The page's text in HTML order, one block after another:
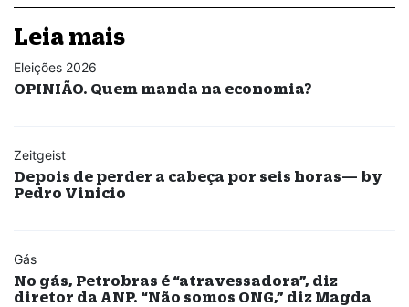
Leia mais
Eleições 2026
OPINIÃO. Quem manda na economia?
Zeitgeist
Depois de perder a cabeça por seis horas— by
Pedro Vinicio
Gás
No gás, Petrobras é “atravessadora”, diz
diretor da ANP. “Não somos ONG,” diz Magda